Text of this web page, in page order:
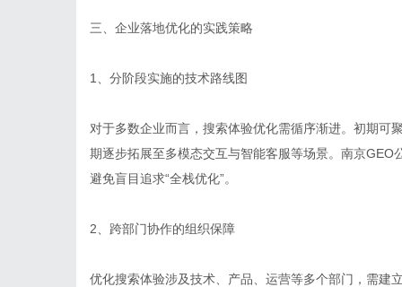
三、企业落地优化的实践策略
1、分阶段实施的技术路线图
对于多数企业而言，搜索体验优化需循序渐进。初期可
期逐步拓展至多模态交互与智能客服等场景。南京
避免盲目追求“全栈优化”。
2、跨部门协作的组织保障
优化搜索体验涉及技术、产品、运营等多个部门，需建